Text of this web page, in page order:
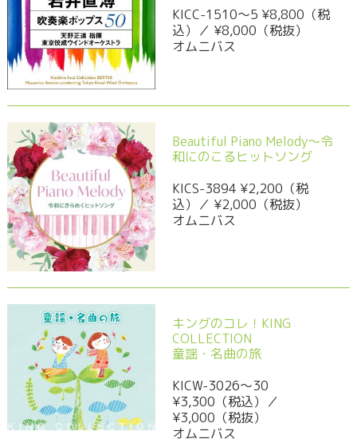
KICC-1510〜5 ¥8,800（税
込）／ ¥8,000（税抜）
オムニバス
Beautiful Piano Melody～令
和にのこるヒットソング
KICS-3894 ¥2,200（税
込）／ ¥2,000（税抜）
オムニバス
キングのコレ！KING
COLLECTION
童謡・名曲の旅
KICW-3026～30
¥3,300（税込）／
¥3,000（税抜）
オムニバス